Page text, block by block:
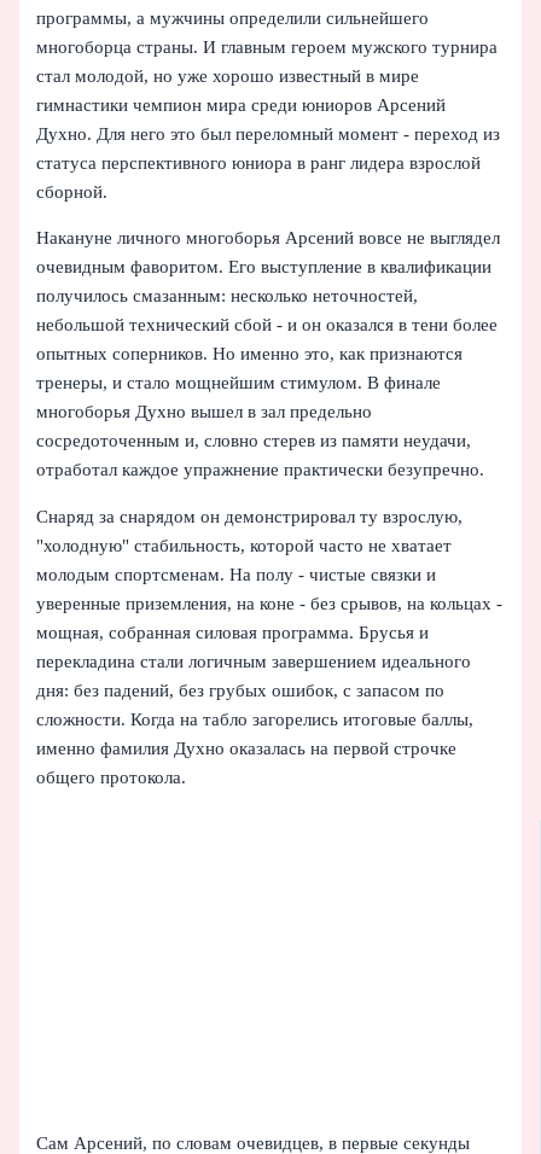
программы, а мужчины определили сильнейшего
многоборца страны. И главным героем мужского турнира
стал молодой, но уже хорошо известный в мире
гимнастики чемпион мира среди юниоров Арсений
Духно. Для него это был переломный момент - переход из
статуса перспективного юниора в ранг лидера взрослой
сборной.
Накануне личного многоборья Арсений вовсе не выглядел
очевидным фаворитом. Его выступление в квалификации
получилось смазанным: несколько неточностей,
небольшой технический сбой - и он оказался в тени более
опытных соперников. Но именно это, как признаются
тренеры, и стало мощнейшим стимулом. В финале
многоборья Духно вышел в зал предельно
сосредоточенным и, словно стерев из памяти неудачи,
отработал каждое упражнение практически безупречно.
Снаряд за снарядом он демонстрировал ту взрослую,
"холодную" стабильность, которой часто не хватает
молодым спортсменам. На полу - чистые связки и
уверенные приземления, на коне - без срывов, на кольцах -
мощная, собранная силовая программа. Брусья и
перекладина стали логичным завершением идеального
дня: без падений, без грубых ошибок, с запасом по
сложности. Когда на табло загорелись итоговые баллы,
именно фамилия Духно оказалась на первой строчке
общего протокола.
Сам Арсений, по словам очевидцев, в первые секунды